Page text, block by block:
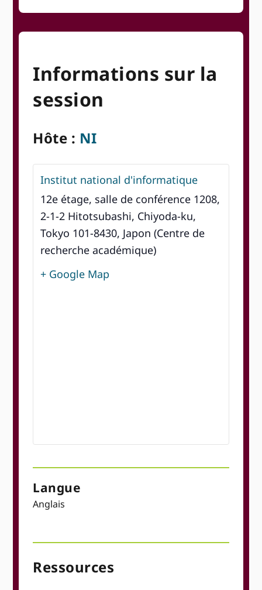
Informations sur la
session
Hôte : NI
Institut national d'informatique
12e étage, salle de conférence 1208,
2-1-2 Hitotsubashi, Chiyoda-ku,
Tokyo 101-8430, Japon (Centre de
recherche académique)
+ Google Map
Langue
Anglais
Ressources